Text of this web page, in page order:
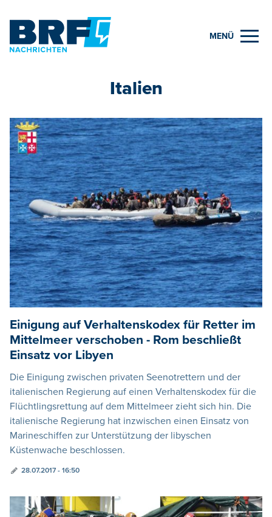
MENÜ
Italien
Einigung auf Verhaltenskodex für Retter im
Mittelmeer verschoben - Rom beschließt
Einsatz vor Libyen
Die Einigung zwischen privaten Seenotrettern und der
italienischen Regierung auf einen Verhaltenskodex für die
Flüchtlingsrettung auf dem Mittelmeer zieht sich hin. Die
italienische Regierung hat inzwischen einen Einsatz von
Marineschiffen zur Unterstützung der libyschen
Küstenwache beschlossen.
28.07.2017 - 16:50